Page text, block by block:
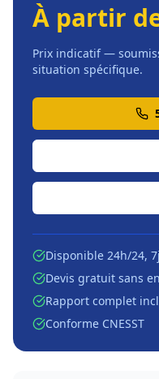
À partir
Prix indicatif —
situation spécifique.
Disponible 24h/24,
Devis gratuit sans
Rapport complet
Conforme CNESST